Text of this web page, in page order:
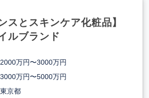
スとスキンケア化粧品】
ルブランド
2000万円〜3000万円
3000万円〜5000万円
東京都